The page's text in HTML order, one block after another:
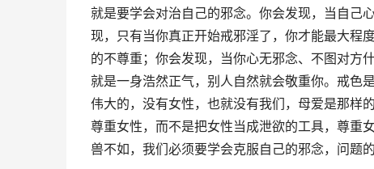
就是要学会对治自己的邪念。你会发现，当自己
现，只有当你真正开始戒邪淫了，你才能最大程
的不尊重；你会发现，当你心无邪念、不图对方
就是一身浩然正气，别人自然就会敬重你。戒色
伟大的，没有女性，也就没有我们，母爱是那样
尊重女性，而不是把女性当成泄欲的工具，尊重
兽不如，我们必须要学会克服自己的邪念，问题